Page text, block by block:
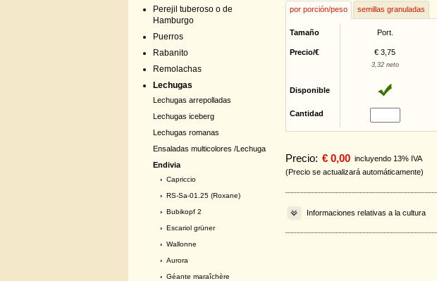
Perejil tuberoso o de
Hamburgo
Puerros
Rabanito
Remolachas
Lechugas
Lechugas arrepolladas
Lechugas iceberg
Lechugas romanas
Ensaladas multicolores /Lechuga
Endivia
› Capriccio
› RS-Sa-01.25 (Roxane)
› Bubikopf 2
› Escariol grüner
› Wallonne
› Aurora
› Géante maraîchère
por porción/peso semillas granuladas
Tamaño Port.
Precio/€ € 3,75
3,32 neto
Disponible
Cantidad
Precio: € 0,00 incluyendo 13% IVA
(Precio se actualizará automáticamente)
Informaciones relativas a la cultura